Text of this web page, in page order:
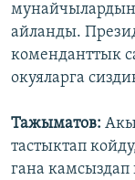
мунайчылардын
айланды.
коменданттык
окуяларга
Тажыматов:
тастыктап
гана